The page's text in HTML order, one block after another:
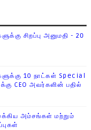
சிறப்பு அனுமதி - 20
10 நாட்கள் Special
CEO அவர்களின் பதில்
அம்சங்கள் மற்றும்